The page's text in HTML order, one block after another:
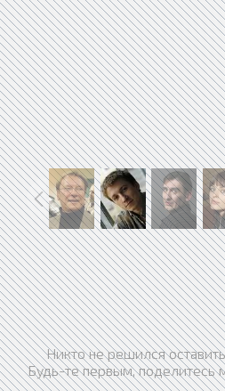
Никто не решился
Будь-те первым, поделитесь